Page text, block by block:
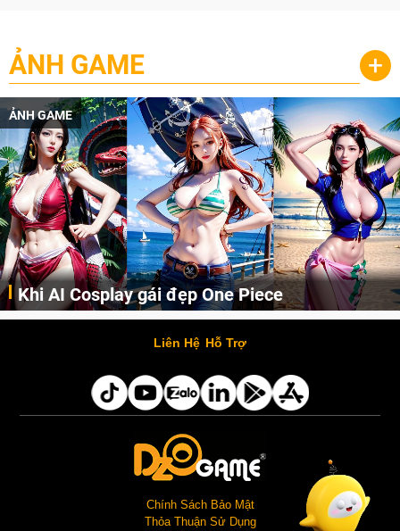
ẢNH GAME +
ẢNH GAME
Khi AI Cosplay gái đẹp One Piece
Những cô nàng nóng bỏng Boa Hancock, Nico Robin, Nami, Yamato hay Perona được AI vẽ lại dưới hình thức Cosplay cực kỳ chuẩn chỉnh.
Liên Hệ Hỗ Trợ
Chính Sách Bảo Mật
Thỏa Thuận Sử Dụng